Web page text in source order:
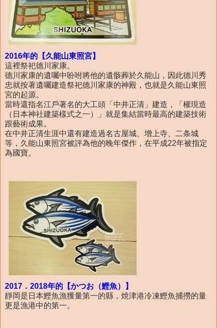
2016年的【久能山東照宮】
這裡祭祀德川家康。
德川家康的遺囑中吩咐將他的遺骸葬於久能山，因此德川秀
忠就按著遺囑建造祭祀德川家康的神殿，也就是久能山東照
宮的起源。
當時還指名江戶著名的大工頭「中井正清」建造，「權現造
（日本神社建築樣式之一）」就是集結當時最高的建築技術
跟藝術成果。
在中井正清生涯中還有建造過名古屋城、增上寺、二条城
等，久能山東照宮被評為他的晚年傑作，在平成22年被指定
為國寶。
2017．2018年的【かつお（鰹魚）】
靜岡是日本鰹魚漁獲量第一的縣，焼津港冷凍鰹魚捕撈的量
更是漁港中的第一。